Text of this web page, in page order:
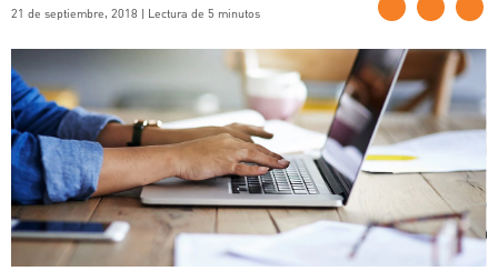
21 de septiembre, 2018 | Lectura de 5 minutos